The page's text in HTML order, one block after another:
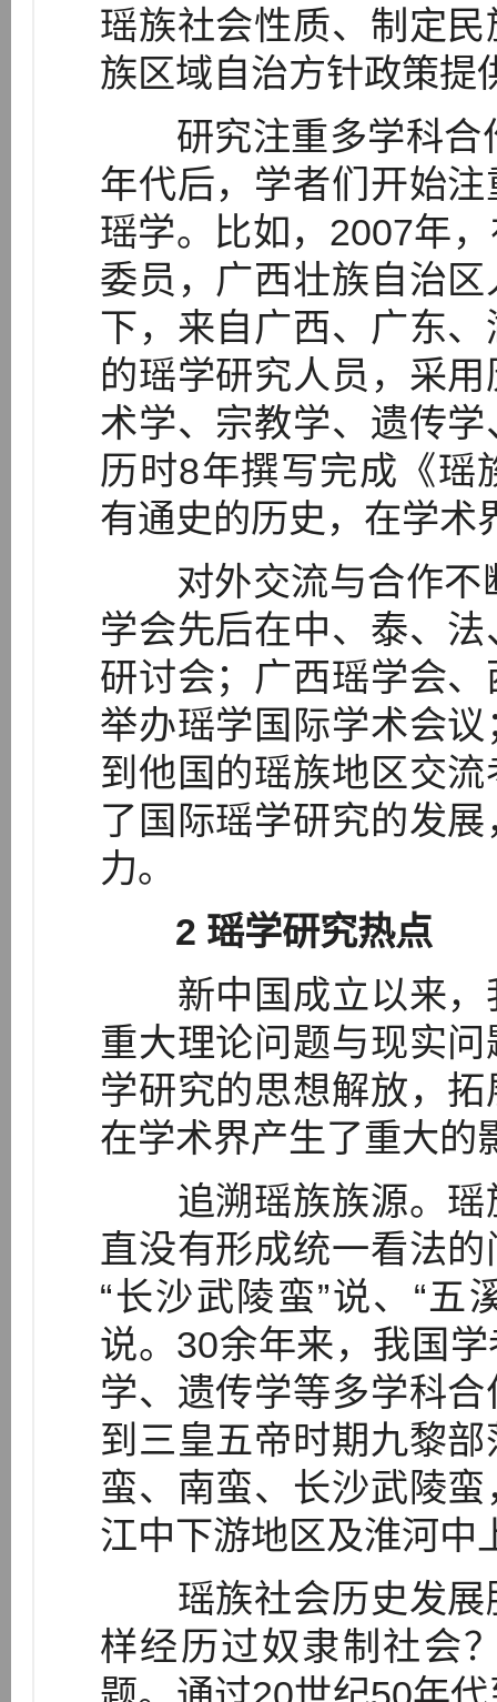
瑶族社会性质、制定
族区域自治方针政策提
研究注重多学科合
年代后，学者们开始
瑶学。比如，2007年
委员，广西壮族自治
下，来自广西、广东
的瑶学研究人员，采
术学、宗教学、遗传
历时8年撰写完成《瑶
有通史的历史，在学术
对外交流与合作不
学会先后在中、泰、
研讨会；广西瑶学会
举办瑶学国际学术会
到他国的瑶族地区交
了国际瑶学研究的发
力。
2 瑶学研究热点
新中国成立以来，
重大理论问题与现实
学研究的思想解放，
在学术界产生了重大的
追溯瑶族族源。瑶
直没有形成统一看法
“长沙武陵蛮”说、“五
说。30余年来，我国
学、遗传学等多学科
到三皇五帝时期九黎
蛮、南蛮、长沙武陵
江中下游地区及淮河中
瑶族社会历史发展
样经历过奴隶制社会